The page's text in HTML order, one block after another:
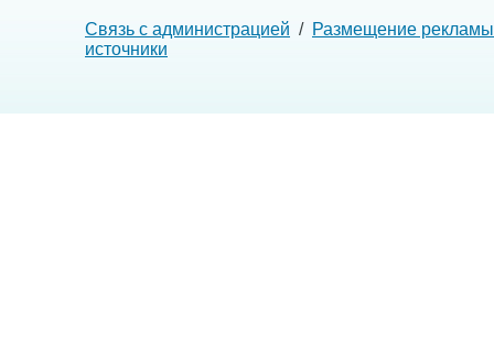
Связь с администрацией / Размещение рекламы
источники